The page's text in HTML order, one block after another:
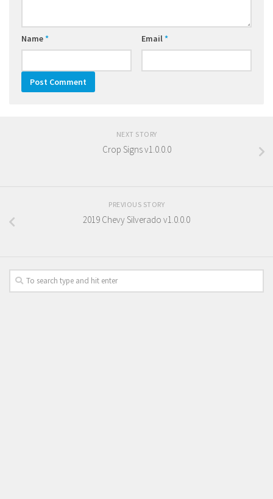
Name* Email*
NEXT STORY
Crop Signs v1.0.0.0
PREVIOUS STORY
2019 Chevy Silverado v1.0.0.0